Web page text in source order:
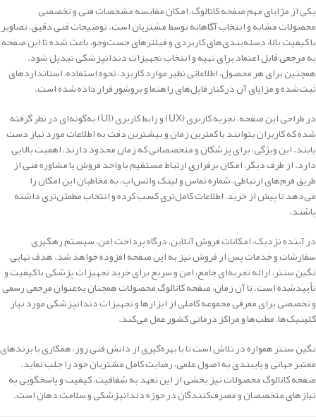
یکی از مزایای مهم صفحه کاتالوگ، امکان مقایسه مشخصات فنی و تخصصی
محصولات مشابه و انتخاب آگاهانه توسط مشتریان است. توضیحات فنی دقیق، تصاویر
با کیفیت بالا، دسته‌بندی‌های کاربردی و فیلترهای جست‌وجو، باعث شده تا این صفحه
به مرجعی قابل اعتماد برای تهیه و انتخاب تجهیزات دندانپزشکی تبدیل شود.
همچنین برای هر محصول، اطلاعاتی نظیر موارد کاربرد، نحوه استفاده، استانداردهای
ثبت‌شده و مزایای آن در کنار فایل‌های راهنما و بروشور قرار داده شده است.
در طراحی این صفحه، تجربه کاربری (UX) و رابط کاربری (UI) به‌گونه‌ای در نظر گرفته
شده که کاربران بتوانند با کمترین زمان و بیشترین دقت به اطلاعات مورد نیاز دست
یابند. این ویژگی، برای پزشکان و متخصصانی که زمان محدود دارند، اهمیت بالایی
دارد. از طرف دیگر، امکان برقراری ارتباط مستقیم با واحد فروش یا مشاوره فنی از
طریق فرم‌های ارتباطی، شماره تماس و لینک واتس‌اپ، به مخاطبان این امکان را
می‌دهد تا پیش از خرید، اطلاعات کامل‌تری کسب کرده و انتخاب مطمئن‌تری داشته
باشند.
در آینده نزدیک، امکانات فروش آنلاین، درگاه پرداخت امن، سیستم رهگیری
سفارشات و خدمات پس از فروش نیز به این صفحه افزوده خواهد شد. هدف نهایی
نگین سنتر، ارائه تجربه‌ای جامع، امن و سریع برای خرید تجهیزات پزشکی با کیفیت و
تأییدشده است. تا آن زمان، صفحه کاتالوگ محصولات همچنان به‌عنوان مرجعی رسمی
و تخصصی برای معرفی مجموعه کاملی از ابزارها و تجهیزات دندانپزشکی مورد نیاز
کلینیک‌ها، مطب‌ها و مراکز درمانی کشور عمل می‌کند.
نگین سنتر همواره در تلاش است تا با بهره‌گیری از دانش فنی روز، همکاری با برندهای
معتبر جهانی و پایبندی به اصول علمی، رضایت کامل مشتریان خود را جلب نماید.
صفحه کاتالوگ محصولات نیز بخشی از این تعهد به شفافیت، کیفیت و پاسخگویی به
نیازهای متخصصان و مصرف‌کنندگان در حوزه دندانپزشکی و سلامت دهان است.